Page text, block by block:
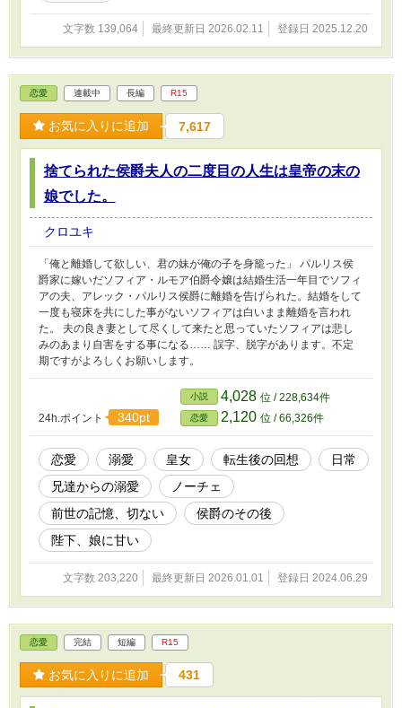
文字数 139,064 最終更新日 2026.02.11 登録日 2025.12.20
恋愛 連載中 長編 R15
お気に入りに追加 7,617
捨てられた侯爵夫人の二度目の人生は皇帝の末の
娘でした。
クロユキ
「俺と離婚して欲しい、君の妹が俺の子を身籠った」 パルリス侯
爵家に嫁いだソフィア・ルモア伯爵令嬢は結婚生活一年目でソフィ
アの夫、アレック・パルリス侯爵に離婚を告げられた。結婚をして
一度も寝床を共にした事がないソフィアは白いまま離婚を言われ
た。 夫の良き妻として尽くして来たと思っていたソフィアは悲し
みのあまり自害をする事になる…… 誤字、脱字があります。不定
期ですがよろしくお願いします。
24h.ポイント 340pt
小説 4,028 位 / 228,634件
恋愛 2,120 位 / 66,326件
恋愛 溺愛 皇女 転生後の回想
日常
兄達からの溺愛
ノーチェ
前世の記憶、切ない
侯爵のその後
陛下、娘に甘い
文字数 203,220 最終更新日 2026.01.01 登録日 2024.06.29
恋愛 完結 短編 R15
お気に入りに追加 431